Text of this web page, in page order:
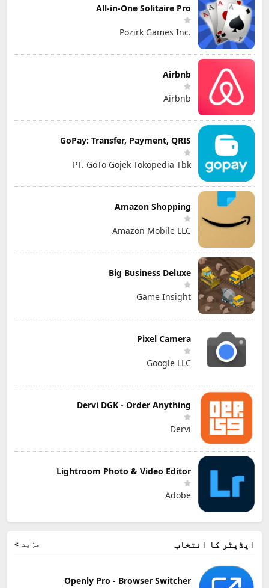
All-in-One Solitaire Pro
Pozirk Games Inc.
Airbnb
Airbnb
GoPay: Transfer, Payment, QRIS
PT. GoTo Gojek Tokopedia Tbk
Amazon Shopping
Amazon Mobile LLC
Big Business Deluxe
Game Insight
Pixel Camera
Google LLC
Dervi DGK - Order Anything
Dervi
Lightroom Photo & Video Editor
Adobe
مزید » ایڈیٹر کا انتخاب
Openly Pro - Browser Switcher